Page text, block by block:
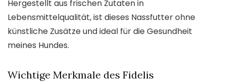
Hergestellt aus frischen Zutaten in
Lebensmittelqualität, ist dieses Nassfutter ohne
künstliche Zusätze und ideal für die Gesundheit
meines Hundes.
Wichtige Merkmale des Fidelis